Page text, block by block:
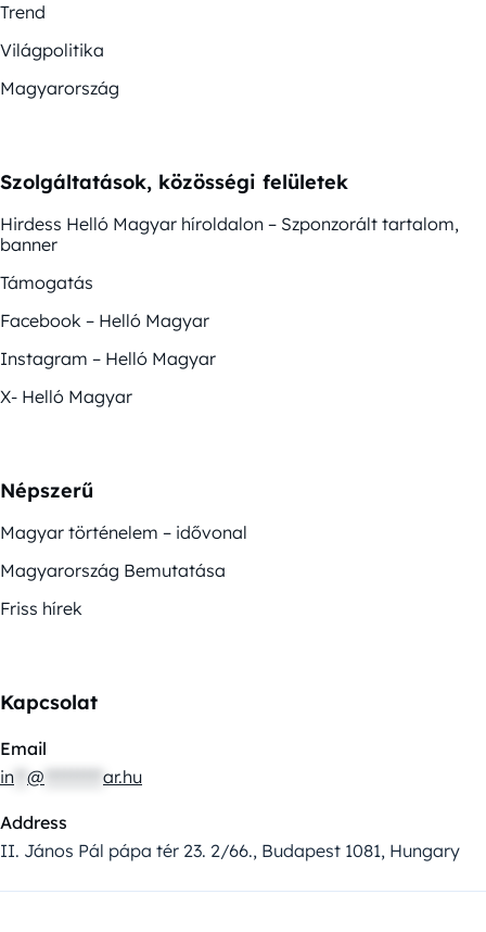
Trend
Világpolitika
Magyarország
Szolgáltatások, közösségi felületek
Hirdess Helló Magyar híroldalon – Szponzorált tartalom,
banner
Támogatás
Facebook – Helló Magyar
Instagram – Helló Magyar
X- Helló Magyar
Népszerű
Magyar történelem – idővonal
Magyarország Bemutatása
Friss hírek
Kapcsolat
Email
in @ ar.hu
Address
II. János Pál pápa tér 23. 2/66., Budapest 1081, Hungary